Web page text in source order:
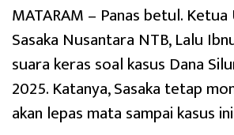
MATARAM – Panas betul.
Sasaka Nusantara NTB, Lalu
suara keras soal kasus Dana
2025. Katanya, Sasaka tetap
akan lepas mata sampai kasus